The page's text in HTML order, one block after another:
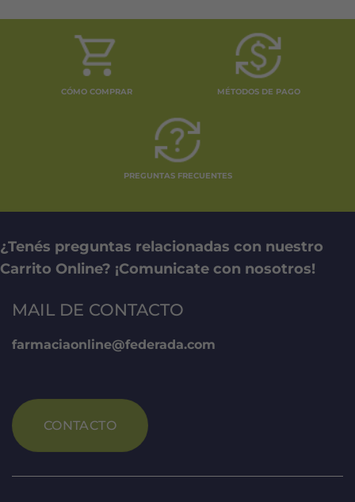
CÓMO COMPRAR MÉTODOS DE PAGO
PREGUNTAS FRECUENTES
¿Tenés preguntas relacionadas con nuestro
Carrito Online? ¡Comunicate con nosotros!
MAIL DE CONTACTO
farmaciaonline@federada.com
CONTACTO